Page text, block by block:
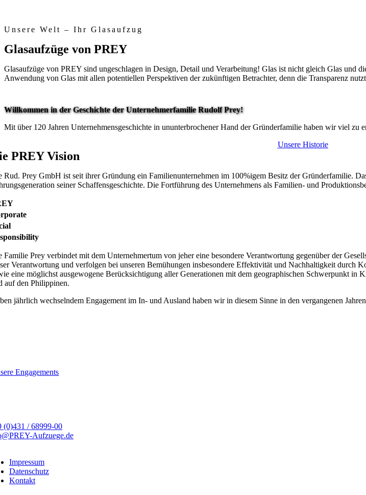
Unsere Welt – Ihr Glasaufzug
Glasaufzüge von PREY
Glasaufzüge von PREY sind ungeschlagen in Design, Detail und Verarbeitung! Glas ist nicht gleich Glas und
Anwendung von Glas mit allen potentiellen Perspektiven der zukünftigen Betrachter, denn die Transparenz
Willkommen in der Geschichte der Unternehmerfamilie Rudolf Prey!
Mit über 120 Jahren Unternehmensgeschichte in ununterbrochener Hand der Gründerfamilie haben wir viel zu
Unsere Historie
PREY Vision
Rud. Prey GmbH ist seit ihrer Gründung ein Familienunternehmen im 100%igem Besitz der Gründerfamilie.
seiner Schaffensgeschichte. Die Fortführung des Unternehmens als Familien- und
Familie Prey verbindet mit dem Unternehmertum von jeher eine besondere Verantwortung gegenüber der
Verantwortung und verfolgen bei unseren Bemühungen insbesondere Effektivität und Nachhaltigkeit durch
eine möglichst ausgewogene Berücksichtigung aller Generationen mit dem geographischen Schwerpunkt
auf den Philippinen.
jährlich wechselndem Engagement im In- und Ausland haben wir in diesem Sinne in den vergangenen
Engagements
(0)431 / 68999-00
Aufzuege.de
Impressum
Datenschutz
Kontakt